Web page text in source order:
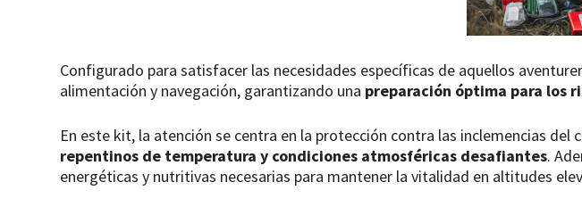
Configurado para satisfacer las necesidades específicas de aquellos
alimentación y navegación, garantizando una preparación óptima para los
En este kit, la atención se centra en la protección contra las inclemencias
repentinos de temperatura y condiciones atmosféricas desafiantes.
energéticas y nutritivas necesarias para mantener la vitalidad en altitudes